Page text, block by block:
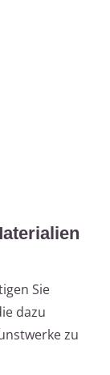
Sie
dazu
zu